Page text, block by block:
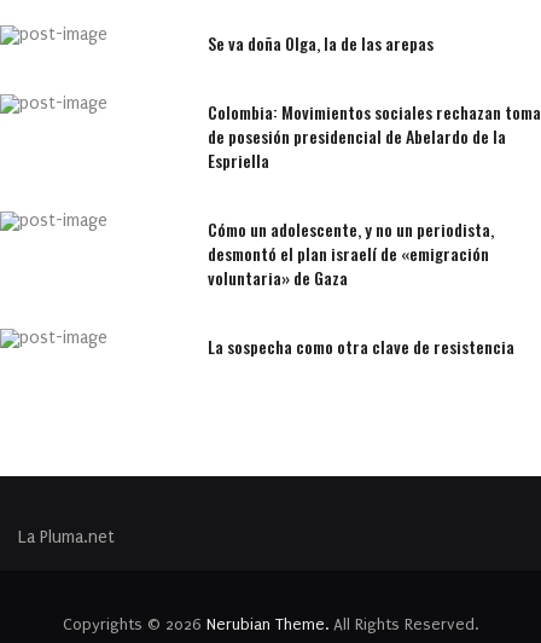
Se va doña Olga, la de las arepas
Colombia: Movimientos sociales rechazan toma
de posesión presidencial de Abelardo de la
Espriella
Cómo un adolescente, y no un periodista,
desmontó el plan israelí de «emigración
voluntaria» de Gaza
La sospecha como otra clave de resistencia
La Pluma.net
Copyrights © 2026 Nerubian Theme. All Rights Reserved.